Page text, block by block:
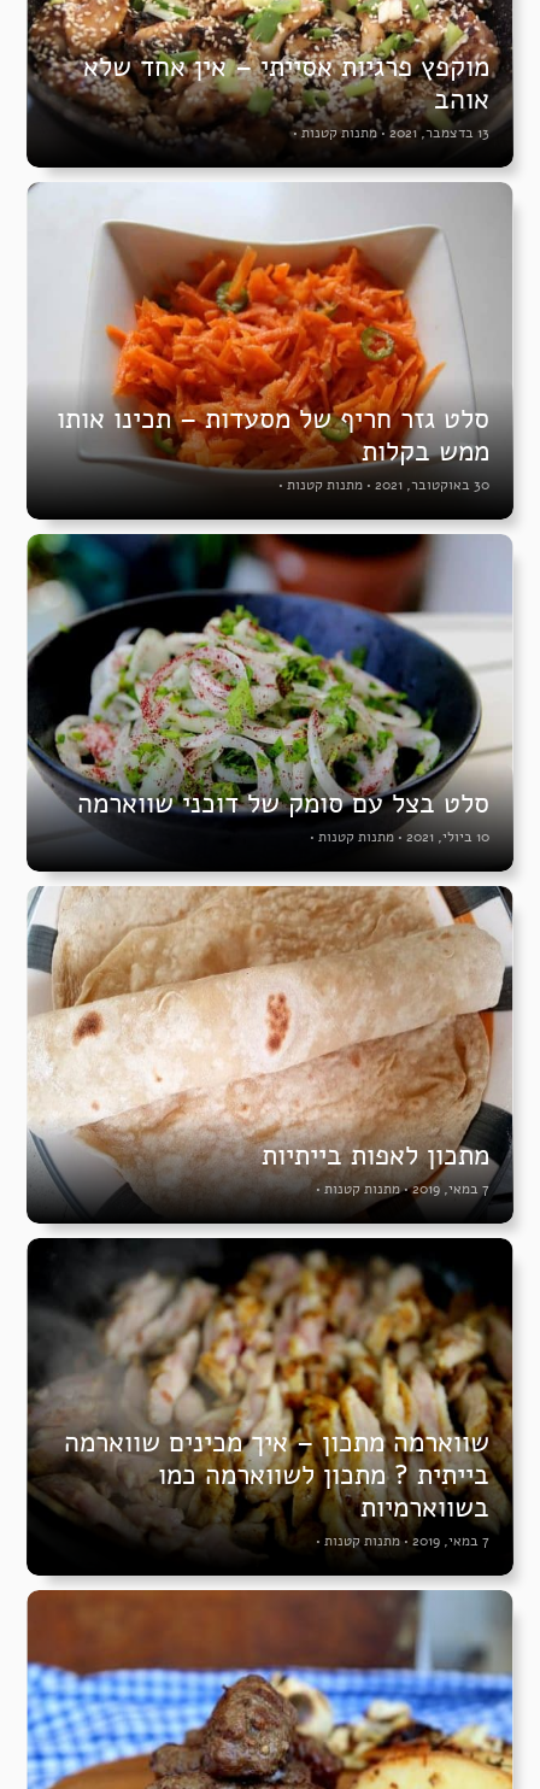
מוקפץ פרגיות אסייתי – אין אחד שלא
אוהב
13 בדצמבר, 2021 •מתנות קטנות•
סלט גזר חריף של מסעדות – תכינו אותו
ממש בקלות
30 באוקטובר, 2021 • מתנות קטנות •
סלט בצל עם סומק של דוכני שווארמה
10 ביולי, 2021 • מתנות קטנות •
מתכון לאפות בייתיות
7 במאי, 2019 •מתנות קטנות •
שווארמה מתכון – איך מכינים שווארמה
בייתית ? מתכון לשווארמה כמו
בשווארמיות
7 במאי, 2019 • מתנות קטנות •